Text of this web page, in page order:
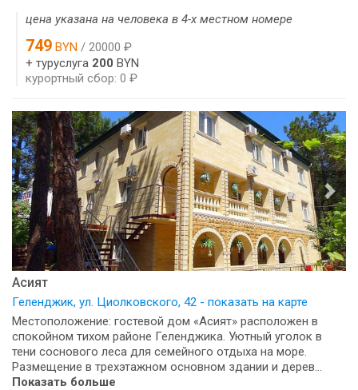
цена указана на человека в 4-х местном номере
749 BYN / 20000 ₽
+ туруслуга 200 BYN
курортный сбор: 0 ₽
Асият
Геленджик, ул. Циолковского, 42 - показать на карте
Местоположение: гостевой дом «Асият» расположен в
спокойном тихом районе Геленджика. Уютный уголок в
тени соснового леса для семейного отдыха на море.
Размещение в трехэтажном основном здании и дерев...
Показать больше